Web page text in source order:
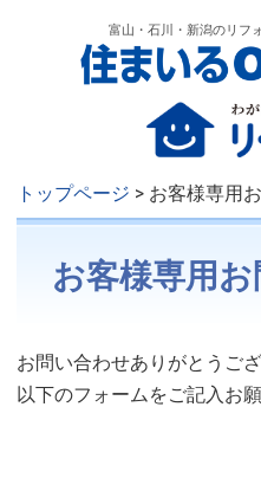
富山・石川・新潟のリフ
トップページ > お客様専用
お客様専用
お問い合わせありがとうござ
以下のフォームをご記入お願